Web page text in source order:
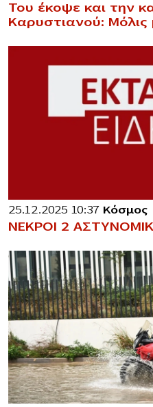
Του έκοψε και την
Καρυστιανού: Μόλις
25.12.2025 10:37 Κόσμος
ΝΕΚΡΟΙ 2